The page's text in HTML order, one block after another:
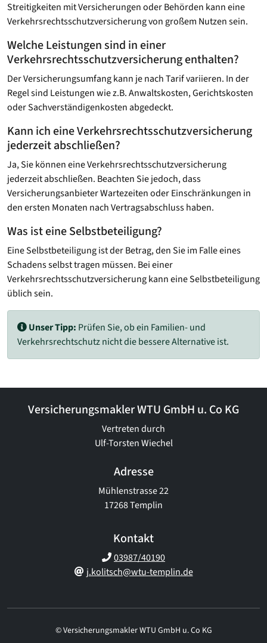
Streitigkeiten mit Versicherungen oder Behörden kann eine
Verkehrsrechtsschutzversicherung von großem Nutzen sein.
Welche Leistungen sind in einer
Verkehrsrechtsschutz­versicherung enthalten?
Der Versicherungsumfang kann je nach Tarif variieren. In der
Regel sind Leistungen wie z.B. Anwaltskosten, Gerichtskosten
oder Sachverständigenkosten abgedeckt.
Kann ich eine Verkehrsrechtsschutz­versicherung
jederzeit abschließen?
Ja, Sie können eine Verkehrsrechtsschutz­versicherung
jederzeit abschließen. Beachten Sie jedoch, dass
Versicherungsanbieter Wartezeiten oder Einschränkungen in
den ersten Monaten nach Vertragsabschluss haben.
Was ist eine Selbstbeteiligung?
Eine Selbstbeteiligung ist der Betrag, den Sie im Falle eines
Schadens selbst tragen müssen. Bei einer
Verkehrsrechtsschutzversicherung kann eine Selbstbeteiligung
üblich sein.
Unser Tipp: Prüfen Sie, ob ein Familien- und
Verkehrsrechtschutz nicht die bessere Alternative ist.
Versicherungsmakler WTU GmbH u. Co KG
Vertreten durch
Ulf-Torsten Wiechel
Adresse
Mühlenstrasse 22
17268 Templin
Kontakt
03987/40190
j.kolitsch@wtu-templin.de
© Versicherungsmakler WTU GmbH u. Co KG